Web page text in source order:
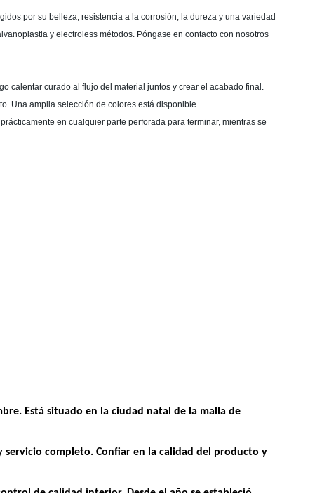
por su belleza, resistencia a la corrosión, la dureza y una variedad
y electroless métodos. Póngase en contacto con nosotros
calentar curado al flujo del material juntos y crear el acabado final.
Una amplia selección de colores está disponible.
en cualquier parte perforada para terminar, mientras se
Está situado en la ciudad natal de la malla de
servicio completo. Confiar en la calidad del producto y